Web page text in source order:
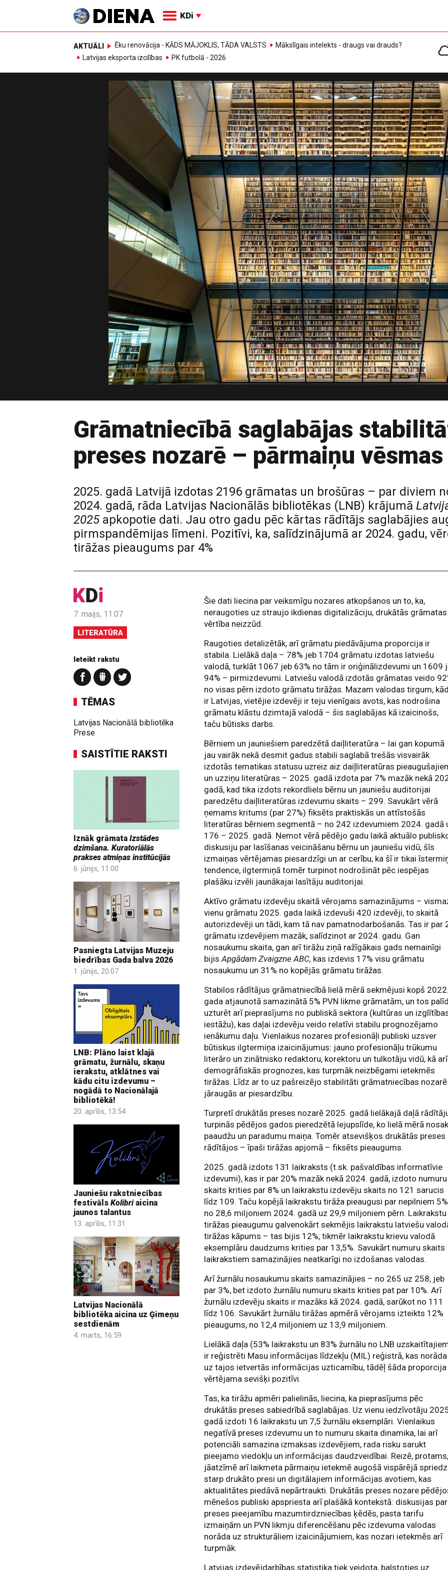
KDi
AKTUĀLI Ēku renovācija - KĀDS MĀJOKLIS, TĀDA VALSTS
Mākslīgais intelekts - draugs vai drauds?
Latvijas eksporta izcilības
PK futbolā - 2026
Grāmatniecībā saglabājas
preses nozarē – pārmaiņu vēsmas
2025. gadā Latvijā izdotas 2196 grāmatas un brošūras – par diviem
2024. gadā, rāda Latvijas Nacionālās bibliotēkas (LNB) krājumā
2025apkopotie dati. Jau otro gadu pēc kārtas rādītājs saglabājies
pirmspandēmijas līmeni. Pozitīvi, ka, salīdzinājumā ar 2024. gadu,
tirāžas pieaugums par 4%
7. maijs, 11:07
LITERATŪRA
Ieteikt rakstu
TĒMAS
Latvijas Nacionālā bibliotēka
Prese
SAISTĪTIE RAKSTI
Iznāk grāmata Izstādes
dzimšana. Kuratoriālās
prakses atmiņas institūcijās
6. jūnijs, 11:00
Pasniegta Latvijas Muzeju
biedrības Gada balva 2026
1. jūnijs, 20:07
LNB: Plāno laist klajā
grāmatu, žurnālu, skaņu
ierakstu, atklātnes vai
kādu citu izdevumu –
nogādā to Nacionālajā
bibliotēkā!
20. aprīlis, 13:54
Jauniešu rakstniecības
festivāls Kolibriaicina
jaunos talantus
13. aprīlis, 11:31
Latvijas Nacionālā
bibliotēka aicina uz Ģimeņu
sestdienām
4. marts, 16:59
Šie dati liecina par veiksmīgu nozares atkopšanos un to, ka,
neraugoties uz straujo ikdienas digitalizāciju, drukātās grāmatas
vērtība neizzūd.
Raugoties detalizētāk, arī grāmatu piedāvājuma proporcija ir
stabila. Lielākā daļa – 78% jeb 1704 grāmatu izdotas latviešu
valodā, turklāt 1067 jeb 63% no tām ir oriģinālizdevumi un 1609
94% – pirmizdevumi. Latviešu valodā izdotās grāmatas veido
no visas pērn izdoto grāmatu tirāžas. Mazam valodas tirgum,
ir Latvijas, vietējie izdevēji ir teju vienīgais avots, kas nodrošina
grāmatu klāstu dzimtajā valodā – šis saglabājas kā izaicinošs,
taču būtisks darbs.
Bērniem un jauniešiem paredzētā daiļliteratūra – lai gan kopumā
jau vairāk nekā desmit gadus stabili saglabā trešās visvairāk
izdotās tematikas statusu uzreiz aiz daiļliteratūras
un uzziņu literatūras – 2025. gadā izdota par 7% mazāk nekā
gadā, kad tika izdots rekordliels bērnu un jauniešu auditorijai
paredzētu daiļliteratūras izdevumu skaits – 299. Savukārt vērā
ņemams kritums (par 27%) fiksēts praktiskās un attīstošās
literatūras bērniem segmentā – no 242 izdevumiem 2024. gadā
176 – 2025. gadā. Ņemot vērā pēdējo gadu laikā aktuālo
diskusiju par lasīšanas veicināšanu bērnu un jauniešu vidū, šīs
izmaiņas vērtējamas piesardzīgi un ar cerību, ka šī ir tikai
tendence, ilgtermiņā tomēr turpinot nodrošināt pēc iespējas
plašāku izvēli jaunākajai lasītāju auditorijai.
Aktīvo grāmatu izdevēju skaitā vērojams samazinājums –
vienu grāmatu 2025. gada laikā izdevuši 420 izdevēji, to skaitā
autorizdevēji un tādi, kam tā nav pamatnodarbošanās. Tas ir par
grāmatu izdevējiem mazāk, salīdzinot ar 2024. gadu. Gan
nosaukumu skaita, gan arī tirāžu ziņā ražīgākais gads nemainīgi
bijisApgādam Zvaigzne ABC, kas izdevis 17% visu grāmatu
nosaukumu un 31% no kopējās grāmatu tirāžas.
Stabilos rādītājus grāmatniecībā lielā mērā sekmējusi kopš 2022.
gada atjaunotā samazinātā 5% PVN likme grāmatām, un tos
uzturēt arī pieprasījums no publiskā sektora (kultūras un
iestāžu), kas daļai izdevēju veido relatīvi stabilu prognozējamo
ienākumu daļu. Vienlaikus nozares profesionāļi publiski uzsver
būtiskus ilgtermiņa izaicinājumus: jauno profesionāļu trūkumu
literāro un zinātnisko redaktoru, korektoru un tulkotāju vidū, kā arī
demogrāfiskās prognozes, kas turpmāk neizbēgami ietekmēs
tirāžas. Līdz ar to uz pašreizējo stabilitāti grāmatniecības nozarē
jāraugās ar piesardzību.
Turpretī drukātās preses nozarē 2025. gadā lielākajā daļā
turpinās pēdējos gados pieredzētā lejupslīde, ko lielā mērā
paaudžu un paradumu maiņa. Tomēr atsevišķos drukātās preses
rādītājos – īpaši tirāžas apjomā – fiksēts pieaugums.
2025. gadā izdots 131 laikraksts (t.sk. pašvaldības informatīvie
izdevumi), kas ir par 20% mazāk nekā 2024. gadā, izdoto numuru
skaits krities par 8% un laikrakstu izdevēju skaits no 121 sarucis
līdz 109. Taču kopējā laikrakstu tirāža pieaugusi par nepilniem
no 28,6 miljoniem 2024. gadā uz 29,9 miljoniem pērn. Laikrakstu
tirāžas pieaugumu galvenokārt sekmējis laikrakstu latviešu
tirāžas kāpums – tas bijis 12%, tikmēr laikrakstu krievu valodā
eksemplāru daudzums krities par 13,5%. Savukārt numuru skaits
laikrakstiem samazinājies neatkarīgi no izdošanas valodas.
Arī žurnālu nosaukumu skaits samazinājies – no 265 uz 258, jeb
par 3%, bet izdoto žurnālu numuru skaits krities pat par 10%. Arī
žurnālu izdevēju skaits ir mazāks kā 2024. gadā, sarūkot no 111
līdz 106. Savukārt žurnālu tirāžas apmērā vērojams izteikts 12%
pieaugums, no 12,4 miljoniem uz 13,9 miljoniem.
Lielākā daļa (53% laikrakstu un 83% žurnālu no LNB
ir reģistrēti Masu informācijas līdzekļu (MIL) reģistrā, kas norāda
uz tajos ietvertās informācijas uzticamību, tādēļ šāda proporcija
vērtējama sevišķi pozitīvi.
Tas, ka tirāžu apmēri palielinās, liecina, ka pieprasījums pēc
drukātās preses sabiedrībā saglabājas. Uz vienu iedzīvotāju
gadā izdoti 16 laikrakstu un 7,5 žurnālu eksemplāri. Vienlaikus
negatīvā preses izdevumu un to numuru skaita dinamika, lai arī
potenciāli samazina izmaksas izdevējiem, rada risku sarukt
pieejamo viedokļu un informācijas daudzveidībai. Reizē, protams,
jāatzīmē arī laikmeta pārmaiņu ietekmē augošā vispārējā
starp drukāto presi un digitālajiem informācijas avotiem, kas
aktualitātes piedāvā nepārtraukti. Drukātās preses nozare
mēnešos publiski apspriesta arī plašākā kontekstā: diskusijas par
preses pieejamību mazumtirdzniecības ķēdēs, pasta tarifu
izmaiņām un PVN likmju diferencēšanu pēc izdevuma valodas
norāda uz strukturāliem izaicinājumiem, kas nozari ietekmēs arī
turpmāk.
Latvijas izdevējdarbības statistika tiek veidota, balstoties uz